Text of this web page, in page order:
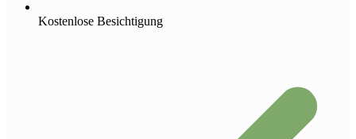
Kostenlose Besichtigung